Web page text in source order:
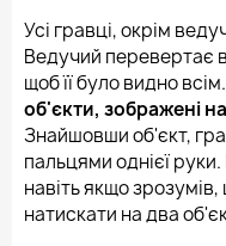
Усі гравці, окрім
Ведучий перевертає
щоб її було видно
об'єкти, зображені
Знайшовши об'єкт,
пальцями однієї
навіть якщо
натискати на два